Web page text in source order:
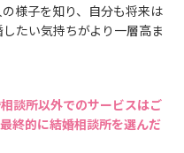
様子を知り、自分も将来は
たい気持ちがより一層高ま
談所以外でのサービスはご
終的に結婚相談所を選んだ